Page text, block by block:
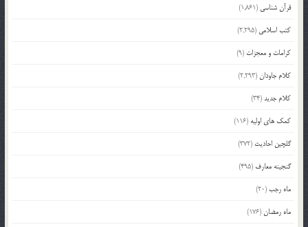
قرآن شناسی (1,861)
کتب اسلامی (2,295)
کرامات و معجزات (9)
کلام جاودان(2,293)
کلام جدید(34)
کمک های اولیه (116)
گلچین احادیث (372)
گنجینه معارف (495)
ماه رجب(20)
ماه رمضان(176)